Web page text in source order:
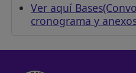
Ver aquí
cronograma y